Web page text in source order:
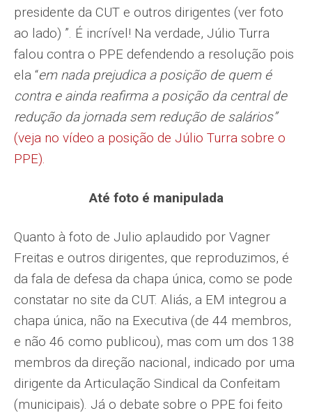
presidente da CUT e outros dirigentes (ver foto
ao lado) ”. É incrível! Na verdade, Júlio Turra
falou contra o PPE defendendo a resolução pois
ela “em nada prejudica a posição de quem é
contra e ainda reafirma a posição da central de
redução da jornada sem redução de salários”
(veja no vídeo a posição de Júlio Turra sobre o
PPE).
Até foto é manipulada
Quanto à foto de Julio aplaudido por Vagner
Freitas e outros dirigentes, que reproduzimos, é
da fala de defesa da chapa única, como se pode
constatar no site da CUT. Aliás, a EM integrou a
chapa única, não na Executiva (de 44 membros,
e não 46 como publicou), mas com um dos 138
membros da direção nacional, indicado por uma
dirigente da Articulação Sindical da Confeitam
(municipais). Já o debate sobre o PPE foi feito